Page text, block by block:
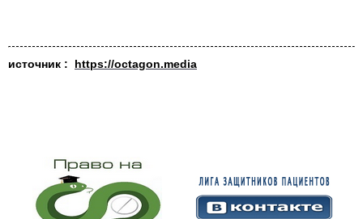
источник : https://octagon.media